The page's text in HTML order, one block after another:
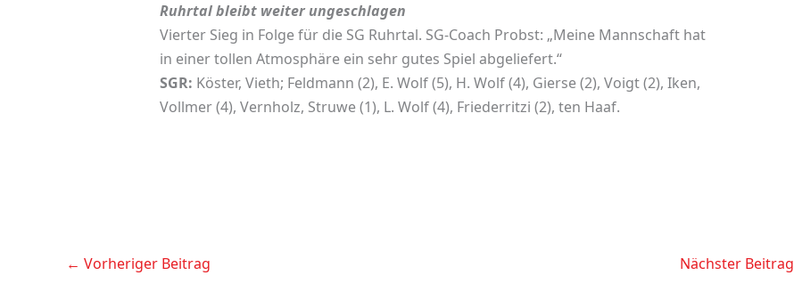
Ruhrtal bleibt weiter ungeschlagen
Vierter Sieg in Folge für die SG Ruhrtal. SG-Coach Probst: „Meine Mannschaft hat
in einer tollen Atmosphäre ein sehr gutes Spiel abgeliefert.“
SGR: Köster, Vieth; Feldmann (2), E. Wolf (5), H. Wolf (4), Gierse (2), Voigt (2), Iken,
Vollmer (4), Vernholz, Struwe (1), L. Wolf (4), Friederritzi (2), ten Haaf.
← Vorheriger Beitrag Nächster Beitrag